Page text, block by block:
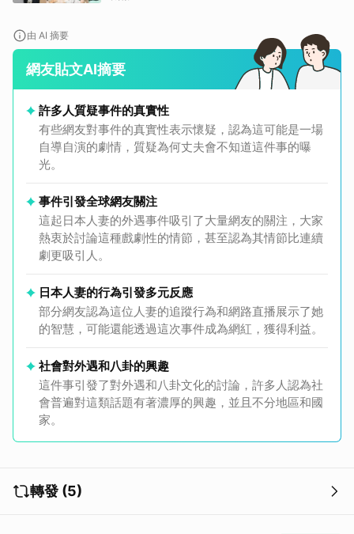
由 AI 摘要
網友貼文AI摘要
許多人質疑事件的真實性
有些網友對事件的真實性表示懷疑，認為這可能是一場
自導自演的劇情，質疑為何丈夫會不知道這件事的曝
光。
事件引發全球網友關注
這起日本人妻的外遇事件吸引了大量網友的關注，大家
熱衷於討論這種戲劇性的情節，甚至認為其情節比連續
劇更吸引人。
日本人妻的行為引發多元反應
部分網友認為這位人妻的追蹤行為和網路直播展示了她
的智慧，可能還能透過這次事件成為網紅，獲得利益。
社會對外遇和八卦的興趣
這件事引發了對外遇和八卦文化的討論，許多人認為社
會普遍對這類話題有著濃厚的興趣，並且不分地區和國
家。
轉發 (5)